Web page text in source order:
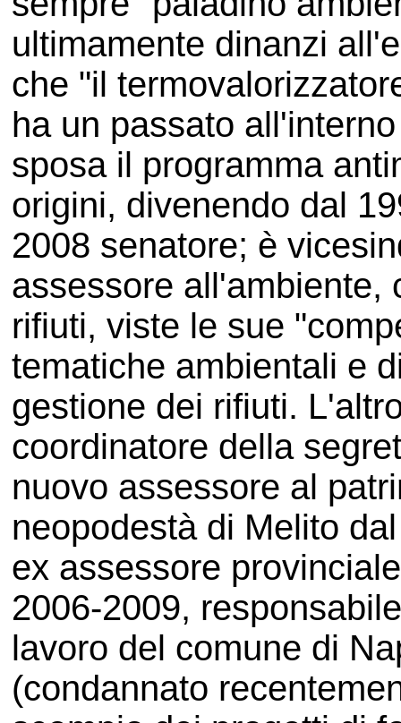
ultimamente dinanzi
che "il
ha un passato
sposa il programma
origini, divenendo dal
2008 senatore; è
assessore all'ambiente,
rifiuti, viste le sue
tematiche ambientali e
gestione dei rifiuti.
coordinatore della
nuovo assessore al
neopodestà di Melito
ex assessore
2006-2009,
lavoro del comune di
(condannato